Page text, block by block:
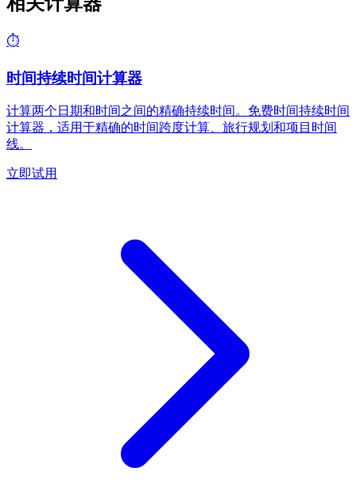
⏱️
时间持续时间计算器
计算两个日期和时间之间的精确持续时间。免费时间持续时间
计算器，适用于精确的时间跨度计算、旅行规划和项目时间
线。
立即试用